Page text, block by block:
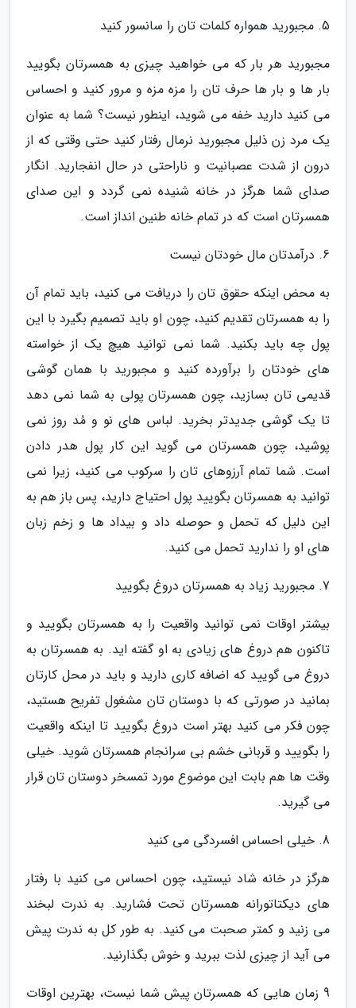
5. مجبورید همواره کلمات تان را سانسور کنید
مجبورید هر بار که می خواهید چیزی به همسرتان بگویید
بار ها و بار ها حرف تان را مزه مزه و مرور کنید و احساس
می کنید دارید خفه می شوید، اینطور نیست؟ شما به عنوان
یک مرد زن ذلیل مجبورید نرمال رفتار کنید حتی وقتی که از
درون از شدت عصبانیت و ناراحتی در حال انفجارید. انگار
صدای شما هرگز در خانه شنیده نمی گردد و این صدای
همسرتان است که در تمام خانه طنین انداز است.
6. درآمدتان مال خودتان نیست
به محض اینکه حقوق تان را دریافت می کنید، باید تمام آن
را به همسرتان تقدیم کنید، چون او باید تصمیم بگیرد با این
پول چه باید بکنید. شما نمی توانید هیچ یک از خواسته
های خودتان را برآورده کنید و مجبورید با همان گوشی
قدیمی تان بسازید، چون همسرتان پولی به شما نمی دهد
تا یک گوشی جدیدتر بخرید. لباس های نو و مُد روز نمی
پوشید، چون همسرتان می گوید این کار پول هدر دادن
است. شما تمام آرزوهای تان را سرکوب می کنید، زیرا نمی
توانید به همسرتان بگویید پول احتیاج دارید، پس باز هم به
این دلیل که تحمل و حوصله داد و بیداد ها و زخم زبان
های او را ندارید تحمل می کنید.
7. مجبورید زیاد به همسرتان دروغ بگویید
بیشتر اوقات نمی توانید واقعیت را به همسرتان بگویید و
تاکنون هم دروغ های زیادی به او گفته اید. به همسرتان به
دروغ می گویید که اضافه کاری دارید و باید در محل کارتان
بمانید در صورتی که با دوستان تان مشغول تفریح هستید،
چون فکر می کنید بهتر است دروغ بگویید تا اینکه واقعیت
را بگویید و قربانی خشم بی سرانجام همسرتان شوید. خیلی
وقت ها هم بابت این موضوع مورد تمسخر دوستان تان قرار
می گیرید.
8. خیلی احساس افسردگی می کنید
هرگز در خانه شاد نیستید، چون احساس می کنید با رفتار
های دیکتاتورانه همسرتان تحت فشارید. به ندرت لبخند
می زنید و کمتر صحبت می کنید. به طور کل به ندرت پیش
می آید از چیزی لذت ببرید و خوش بگذارنید.
9 زمان هایی که همسرتان پیش شما نیست، بهترین اوقات